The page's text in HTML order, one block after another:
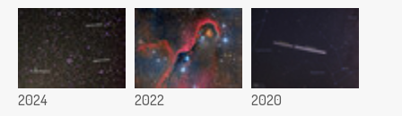
2024 2022 2020